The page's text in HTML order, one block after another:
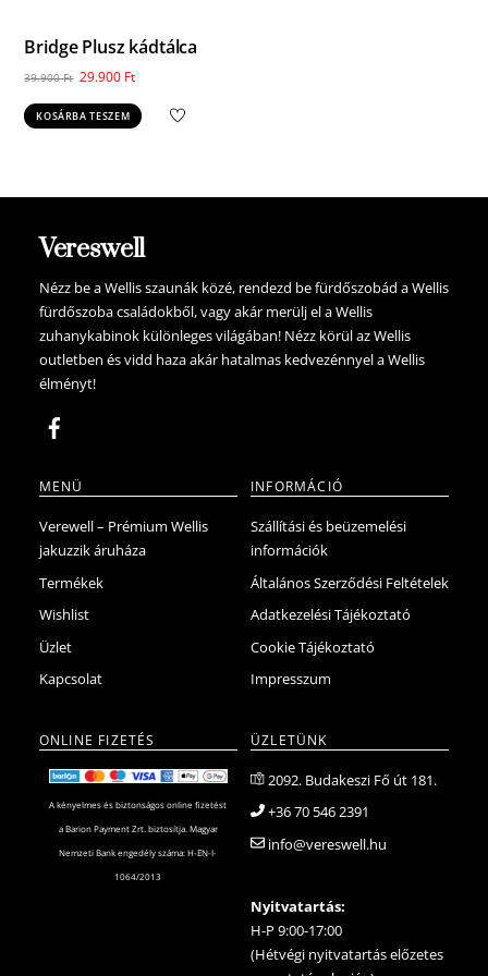
Bridge Plusz kádtálca
39.900Ft Original
price
was:
29.900 FtCurrent
price
is:
KOSÁRBA TESZEM
Vereswell
Nézz be a Wellis szaunák közé, rendezd be fürdőszobád a Wellis
fürdőszoba családokből, vagy akár merülj el a Wellis
zuhanykabinok különleges világában! Nézz körül az Wellis
outletben és vidd haza akár hatalmas kedvezénnyel a Wellis
élményt!
MENÜ
Verewell – Prémium Wellis
jakuzzik áruháza
Termékek
Wishlist
Üzlet
Kapcsolat
INFORMÁCIÓ
Szállítási és beüzemelési
információk
Általános Szerződési Feltételek
Adatkezelési Tájékoztató
Cookie Tájékoztató
Impresszum
ONLINE FIZETÉS
A kényelmes és biztonságos online fizetést
a Barion Payment Zrt. biztosítja. Magyar
Nemzeti Bank engedély száma: H-EN-I-
1064/2013
ÜZLETÜNK
2092. Budakeszi Fő út 181.
+36 70 546 2391
info@vereswell.hu
Nyitvatartás:
H-P 9:00-17:00
(Hétvégi nyitvatartás előzetes